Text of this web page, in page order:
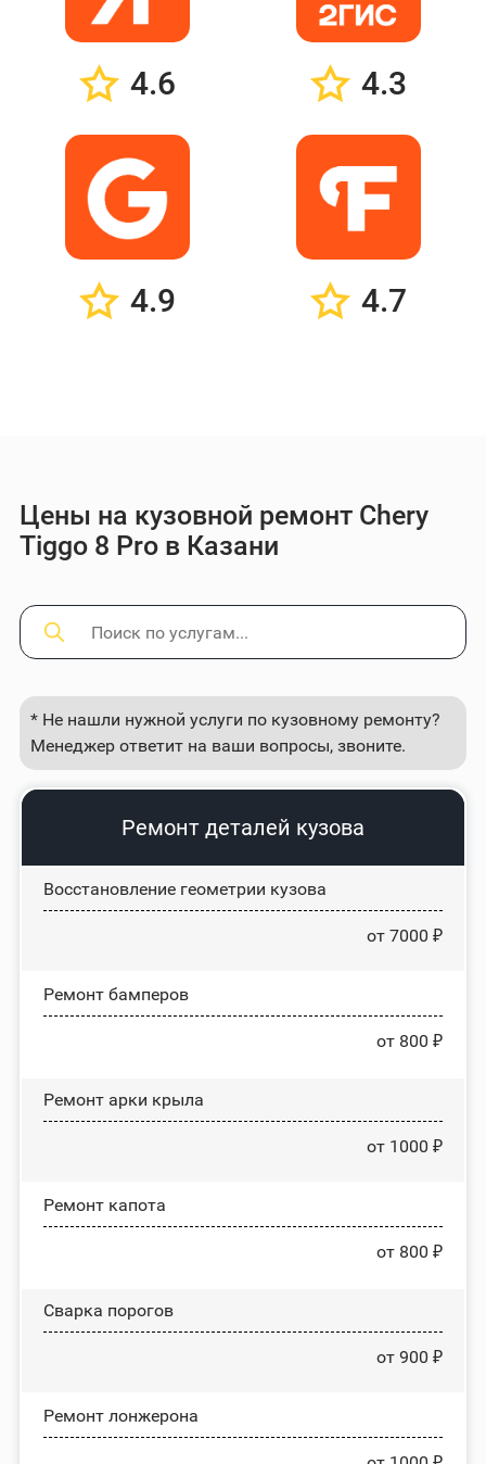
4.6 4.3
4.9 4.7
Цены на кузовной ремонт Chery
Tiggo 8 Pro в Казани
* Не нашли нужной услуги по кузовному ремонту?
Менеджер ответит на ваши вопросы, звоните.
Ремонт деталей кузова
Восстановление геометрии кузова
от 7000 ₽
Ремонт бамперов
от 800 ₽
Ремонт арки крыла
от 1000 ₽
Ремонт капота
от 800 ₽
Сварка порогов
от 900 ₽
Ремонт лонжерона